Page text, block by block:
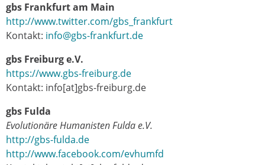
gbs Frankfurt am Main
http://www.twitter.com/gbs_frankfurt
Kontakt: info@gbs-frankfurt.de
gbs Freiburg e.V.
https://www.gbs-freiburg.de
Kontakt: info[at]gbs-freiburg.de
gbs Fulda
Evolutionäre Humanisten Fulda e.V.
http://gbs-fulda.de
http://www.facebook.com/evhumfd